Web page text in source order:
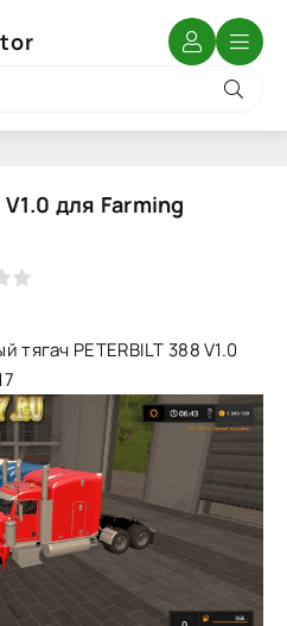
V1.0 для Farming
PETERBILT 388 V1.0